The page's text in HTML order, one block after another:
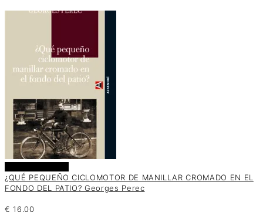
¿QUÉ PEQUEÑO CICLOMOTOR DE MANILLAR CROMADO EN EL
FONDO DEL PATIO? Georges Perec
€ 16.00